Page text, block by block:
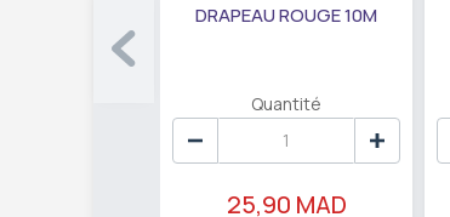
DRAPEAU ROUGE 10M
Quantité
25,90 MAD